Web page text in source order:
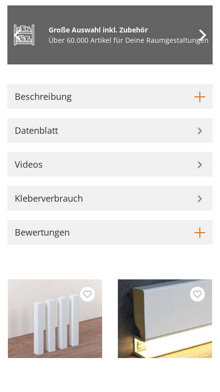
Große Auswahl inkl. Zubehör
Über 60.000 Artikel für Deine Raumgestaltungen
Beschreibung
Datenblatt
Videos
Kleberverbrauch
Bewertungen